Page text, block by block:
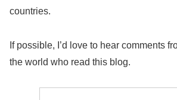
countries.
If possible, I’d love to hear comments
the world who read this blog.